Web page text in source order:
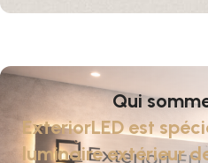
Qui
ExteriorLED est
luminaire extérieur